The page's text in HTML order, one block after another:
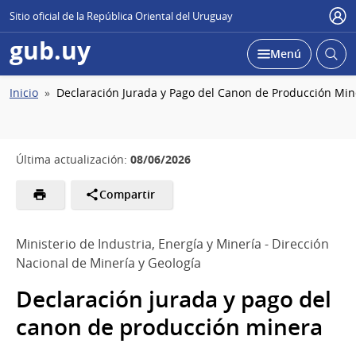
Sitio oficial de la República Oriental del Uruguay
gub.uy Desplegar
Menú Abrir
Ruta
Inicio Declaración Jurada y Pago del Canon de Producción
Última actualización: 08/06/2026
Compartir
Ministerio de Industria, Energía y Minería - Dirección
Nacional de Minería y Geología
Declaración jurada y pago del
canon de producción minera